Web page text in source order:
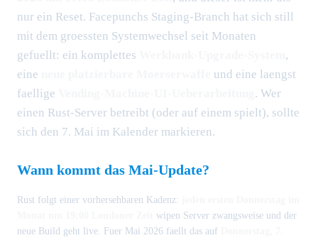
nur ein Reset. Facepunchs Staging-Branch hat sich still
mit dem groessten Systemwechsel seit Monaten
gefuellt: ein komplettes
,
eine
und eine laengst
faellige
. Wer
einen Rust-Server betreibt (oder auf einem spielt), sollte
sich den 7. Mai im Kalender markieren.
Wann kommt das Mai-Update?
Rust folgt einer vorhersehbaren Kadenz:
wipen Server zwangsweise und der
neue Build geht live. Fuer Mai 2026 faellt das auf